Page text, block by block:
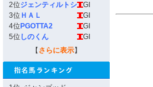
2位ジェンティルトシ
GI
3位 ＨＡＬ
GI
4位 PGOTTA2
GI
5位 しのくん
GI
【 さらに表示】